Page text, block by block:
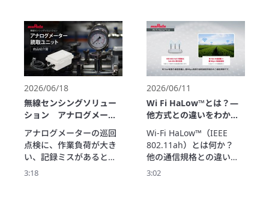
・工場の入退室管理を見
直したい方
・避難確認や安否確認の
効率化を検討している
術を活用し、人の移動方
向を判別。
入退室管理や在場管理を
支援し、誰が避難済み
で、どこに人が残ってい
るかをリアルタイムに把
握できます。
本動画では、岡山村田製
作所での導入事例を通じ
て、防災対策や避難確認
の効率化に役立つ活用方
法をご紹介します。
を、農家を目指す女子高
生・小春はまだ理解でき
ずにいた。
そんなある日、父が導入
した「土壌センサ」と、
突然現れた“土の妖精・ミ
ライ”によって、
見えなかった「土の声」
が見え始める――。
畑の状態を、土壌センサ
が数字で教えてくれる。
「根まで水は届いている
のか？」
2026/06/18
無線センシングソリュー
ション アナログメータ
ー読取ユニット 商品紹介
篇
アナログメーターの巡回
点検に、作業負荷が大き
い、記録ミスがあるとい
った課題はありません
3:18
2026/06/11
Wi Fi HaLow™とは？―
他方式との違いをわかり
やすく解説（IEEE
802.11ah）
Wi-Fi HaLow™（IEEE
802.11ah）とは何か？
他の通信規格との違いを
整理しながら、Wi-Fi
3:02